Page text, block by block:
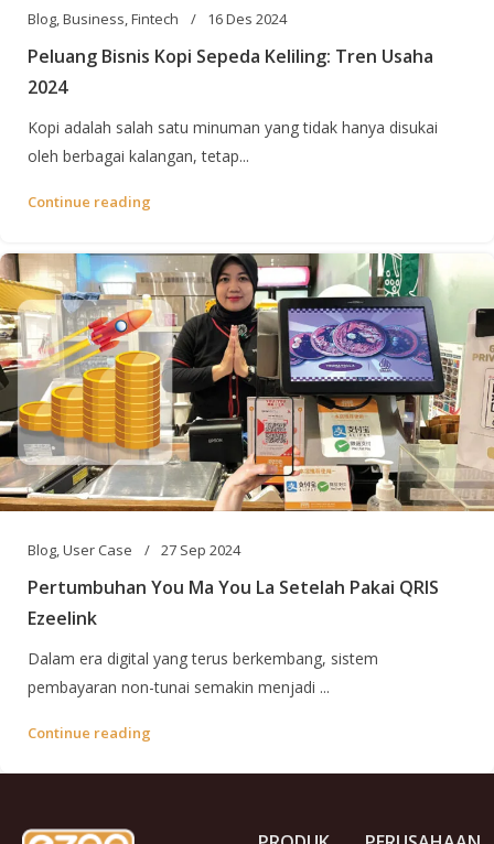
Blog,Business,Fintech 16 Des 2024
Peluang Bisnis Kopi Sepeda Keliling: Tren Usaha
2024
Kopi adalah salah satu minuman yang tidak hanya disukai
oleh berbagai kalangan, tetap...
Continue reading
Blog,User Case 27 Sep 2024
Pertumbuhan You Ma You La Setelah Pakai QRIS
Ezeelink
Dalam era digital yang terus berkembang, sistem
pembayaran non-tunai semakin menjadi ...
Continue reading